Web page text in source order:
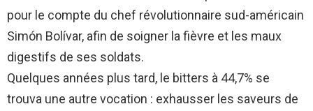
pour le compte du chef révolutionnaire sud-américain
Simón Bolívar, afin de soigner la fièvre et les maux
digestifs de ses soldats.
Quelques années plus tard, le bitters à 44,7% se
trouva une autre vocation : exhausser les saveurs de